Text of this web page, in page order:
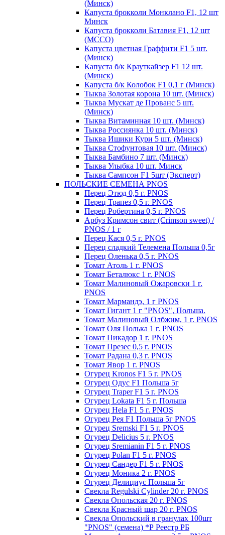
(Минск)
Капуста брокколи Монклано F1, 12 шт
Минск
Капуста брокколи Батавия F1, 12 шт
(МССО)
Капуста цветная Граффити F1 5 шт.
(Минск)
Капуста б/к Крауткайзер F1 12 шт.
(Минск)
Капуста б/к Колобок F1 0,1 г (Минск)
Тыква Золотая корона 10 шт. (Минск)
Тыква Мускат де Прованс 5 шт.
(Минск)
Тыква Витаминная 10 шт. (Минск)
Тыква Россиянка 10 шт. (Минск)
Тыква Ишики Кури 5 шт. (Минск)
Тыква Стофунтовая 10 шт. (Минск)
Тыква Бамбино 7 шт. (Минск)
Тыква Улыбка 10 шт. Минск
Тыква Сампсон F1 5шт (Эксперт)
ПОЛЬСКИЕ СЕМЕНА PNOS
Перец Этюд 0,5 г. PNOS
Перец Трапез 0,5 г. PNOS
Перец Робертина 0,5 г. PNOS
Арбуз Кримсон свит (Crimson sweet) /
PNOS / 1 г
Перец Кася 0,5 г. PNOS
Перец сладкий Телемена Польша 0,5г
Перец Оленька 0,5 г. PNOS
Томат Атоль 1 г. PNOS
Томат Беталюкс 1 г. PNOS
Томат Малиновый Ожаровски 1 г.
PNOS
Томат Мармандэ, 1 г PNOS
Томат Гигант 1 г "PNOS", Польша.
Томат Малиновый Олбжим, 1 г. PNOS
Томат Оля Полька 1 г. PNOS
Томат Пикадор 1 г. PNOS
Томат Презес 0,5 г. PNOS
Toмaт Рaдaнa 0,3 г. PNOS
Томат Явор 1 г. PNOS
Огурец Kronos F1 5 г. PNOS
Огурец Одус F1 Польша 5г
Огурец Traper F1 5 г. PNOS
Огурец Lokata F1 5 г. Польша
Огурец Hela F1 5 г. PNOS
Огурец Рея F1 Польша 5г PNOS
Огурец Sremski F1 5 г. PNOS
Огурец Delicius 5 г. PNOS
Огурец Sremianin F1 5 г. PNOS
Огурец Polan F1 5 г. PNOS
Огурец Сандер F1 5 г. PNOS
Огурец Моника 2 г. PNOS
Огурец Делициус Польша 5г
Свекла Regulski Cylinder 20 г. PNOS
Свекла Опольская 20 г. PNOS
Свекла Красный шар 20 г. PNOS
Свекла Опольский в гранулах 100шт
"PNOS" (семена) *Р Реестр РБ